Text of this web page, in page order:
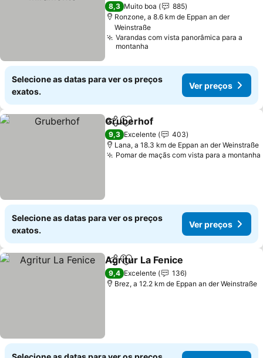
Ver preços
8,3 Muito boa
885
Ronzone, a 8.6 km de Eppan an der
Weinstraße
Varandas com vista panorâmica para a
montanha
Selecione as datas para ver os preços
exatos.
Ver preços
PartilharAdicionar aos favoritos
Gruberhof
9,3 Excelente
403
Lana, a 18.3 km de Eppan an der Weinstraße
Pomar de maçãs com vista para a montanha
Selecione as datas para ver os preços
exatos.
Ver preços
PartilharAdicionar aos favoritos
Agritur La Fenice
9,4 Excelente
136
Brez, a 12.2 km de Eppan an der Weinstraße